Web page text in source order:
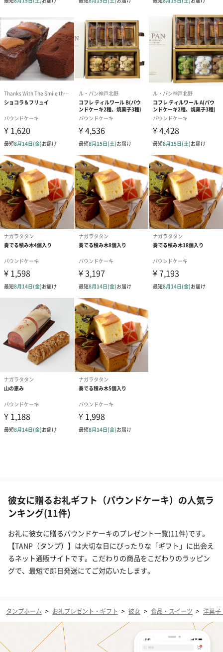
彼女に贈るお礼ギフト（パウンドケーキ）の人気ラ
ンキング(11件)
お礼に彼女に贈るパウンドケーキのプレゼント一覧(11件)です。
【TANP（タンプ）】は大切な日にぴったりな「ギフト」に出会え
るネット通販サイトです。こだわりの商品をこだわりのラッピン
グで、最短で即日発送にてご対応いたします。
タンプホーム > お礼プレゼント・ギフト > 彼女 > 食品・スイーツ > 洋菓子